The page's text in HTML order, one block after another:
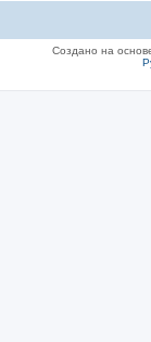
Создано на